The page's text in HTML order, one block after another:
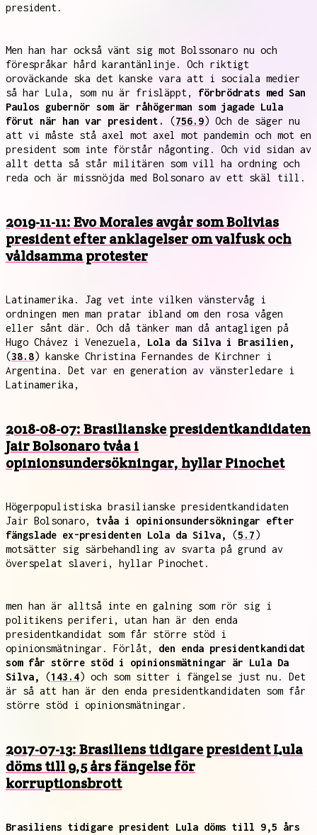
president.
Men han har också vänt sig mot Bolssonaro nu och
förespråkar hård karantänlinje. Och riktigt
oroväckande ska det kanske vara att i sociala medier
så har Lula, som nu är frisläppt, förbrödrats med San
Paulos gubernör som är råhögerman som jagade Lula
förut när han var president.
(756.9) Och de säger nu
att vi måste stå axel mot axel mot pandemin och mot en
president som inte förstår någonting. Och vid sidan av
allt detta så står militären som vill ha ordning och
reda och är missnöjda med Bolsonaro av ett skäl till.
2019-11-11: Evo Morales avgår som Bolivias
president efter anklagelser om valfusk och
våldsamma protester
Latinamerika. Jag vet inte vilken vänstervåg i
ordningen men man pratar ibland om den rosa vågen
eller sånt där. Och då tänker man då antagligen på
Hugo Chávez i Venezuela, Lola da Silva i Brasilien,
(38.8) kanske Christina Fernandes de Kirchner i
Argentina. Det var en generation av vänsterledare i
Latinamerika,
2018-08-07: Brasilianske presidentkandidaten
Jair Bolsonaro tvåa i
opinionsundersökningar, hyllar Pinochet
Högerpopulistiska brasilianske presidentkandidaten
Jair Bolsonaro, tvåa i opinionsundersökningar efter
fängslade ex-presidenten Lola da Silva,
(5.7)
motsätter sig särbehandling av svarta på grund av
överspelat slaveri, hyllar Pinochet.
men han är alltså inte en galning som rör sig i
politikens periferi, utan han är den enda
presidentkandidat som får större stöd i
opinionsmätningar. Förlåt, den enda presidentkandidat
som får större stöd i opinionsmätningar är Lula Da
Silva,
(143.4) och som sitter i fängelse just nu. Det
är så att han är den enda presidentkandidaten som får
större stöd i opinionsmätningar.
2017-07-13: Brasiliens tidigare president Lula
döms till 9,5 års fängelse för
korruptionsbrott
Brasiliens tidigare president Lula döms till 9,5 års